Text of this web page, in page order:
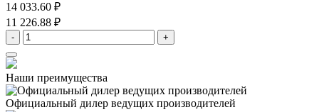
14 033.60 ₽
11 226.88 ₽
- +
Наши преимущества
Официальный дилер ведущих производителей